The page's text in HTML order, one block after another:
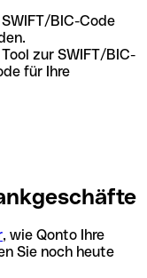
BIC-Code
zur SWIFT/BIC-
für Ihre
, wie Qonto Ihre
Sie noch heute